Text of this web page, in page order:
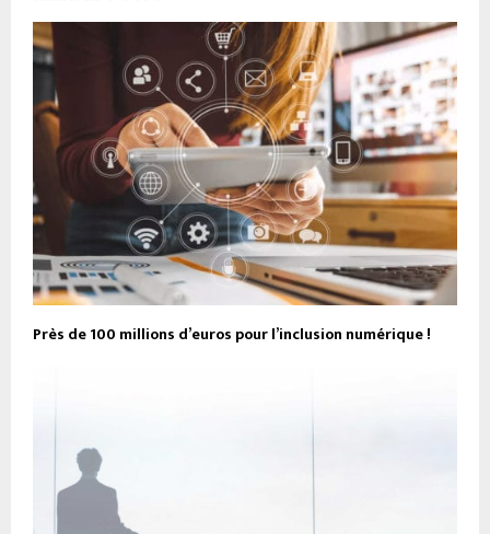
Près de 100 millions d’euros pour l’inclusion numérique !